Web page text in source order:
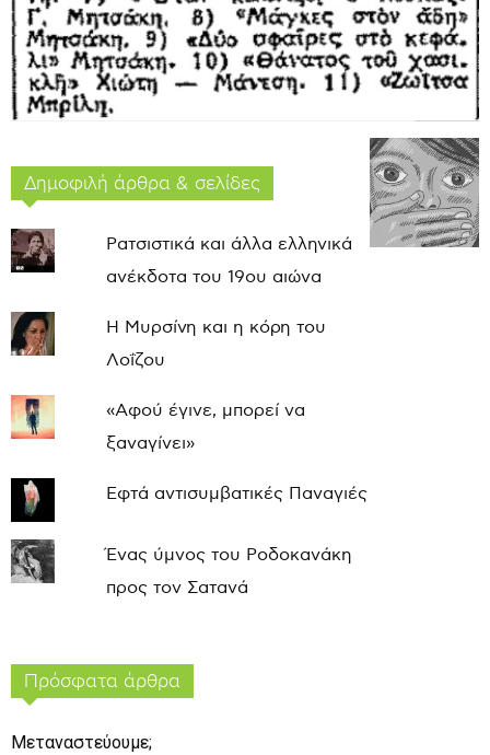
Δημοφιλή άρθρα & σελίδες
Ρατσιστικά και άλλα ελληνικά
ανέκδοτα του 19ου αιώνα
Η Μυρσίνη και η κόρη του
Λοΐζου
«Αφού έγινε, μπορεί να
ξαναγίνει»
Εφτά αντισυμβατικές Παναγιές
Ένας ύμνος του Ροδοκανάκη
προς τον Σατανά
Πρόσφατα άρθρα
Μεταναστεύουμε;